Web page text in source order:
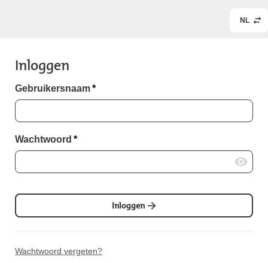
NL
Inloggen
Gebruikersnaam*
Wachtwoord *
Inloggen
Wachtwoord vergeten?